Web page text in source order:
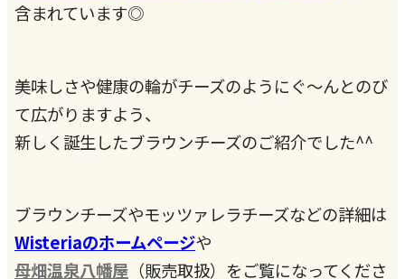
含まれています◎
美味しさや健康の輪がチーズのようにぐ～んとのび
て広がりますよう、
新しく誕生したブラウンチーズのご紹介でした^^
ブラウンチーズやモッツァレラチーズなどの詳細は
Wisteriaのホームページや
母畑温泉八幡屋 （販売取扱）をご覧になってくださ